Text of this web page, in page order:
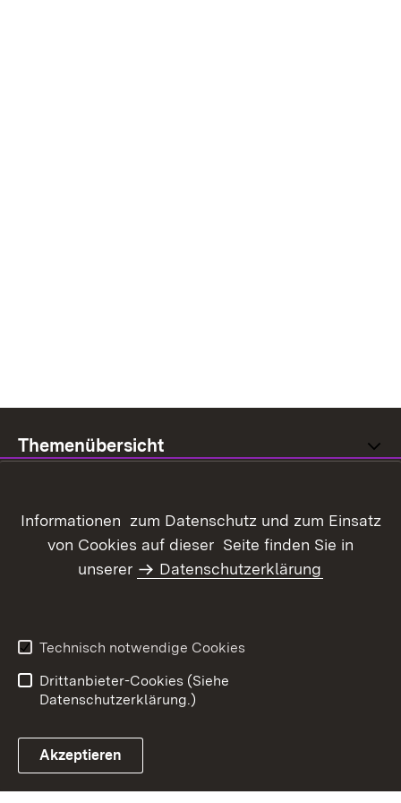
Themenübersicht
Benutzungshinweise
Informationen zum Datenschutz und zum Einsatz
von Cookies auf dieser Seite finden Sie in
unserer
Datenschutzerklärung
Technisch notwendige Cookies
Drittanbieter-Cookies (Siehe
Datenschutzerklärung.)
Akzeptieren